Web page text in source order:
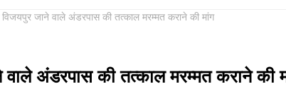
जाने वाले अंडरपास की तत्काल मरम्मत कराने की मांग
अंडरपास की तत्काल मरम्मत कराने की